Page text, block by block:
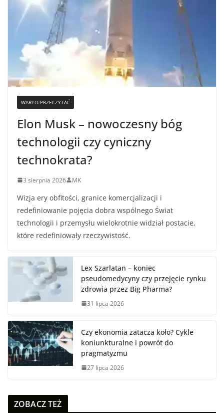
WARTO PRZECZYTAĆ
Elon Musk – nowoczesny bóg
technologii czy cyniczny
technokrata?
3 sierpnia 2026 MK
Wizja ery obfitości, granice komercjalizacji i
redefiniowanie pojęcia dobra wspólnego Świat
technologii i przemysłu wielokrotnie widział postacie,
które redefiniowały rzeczywistość.
Lex Szarlatan – koniec
pseudomedycyny czy przejęcie rynku
zdrowia przez Big Pharma?
31 lipca 2026
Czy ekonomia zatacza koło? Cykle
koniunkturalne i powrót do
pragmatyzmu
27 lipca 2026
ZOBACZ TEŻ